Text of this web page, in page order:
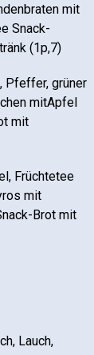
mit
Snack-
(1p,7)
Pfeffer, grüner
mitApfel
mit
Früchtetee
mit
Brot mit
Lauch,